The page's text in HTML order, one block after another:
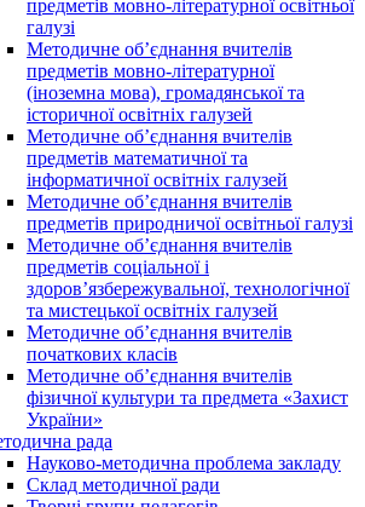
предметів мовно-літературної освітньої
галузі
Методичне об’єднання вчителів
предметів мовно-літературної
(іноземна мова), громадянської та
історичної освітніх галузей
Методичне об’єднання вчителів
предметів математичної та
інформатичної освітніх галузей
Методичне об’єднання вчителів
предметів природничої освітньої галузі
Методичне об’єднання вчителів
предметів соціальної і
здоров’язбережувальної, технологічної
та мистецької освітніх галузей
Методичне об’єднання вчителів
початкових класів
Методичне об’єднання вчителів
фізичної культури та предмета «Захист
України»
рада
Науково-методична проблема закладу
Склад методичної ради